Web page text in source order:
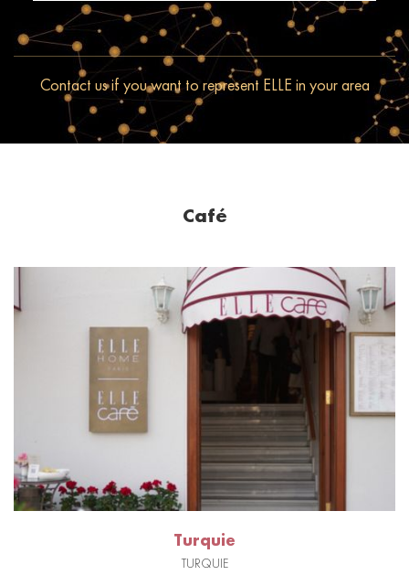
Contact us if you want to represent ELLE in your area
Café
Turquie
TURQUIE